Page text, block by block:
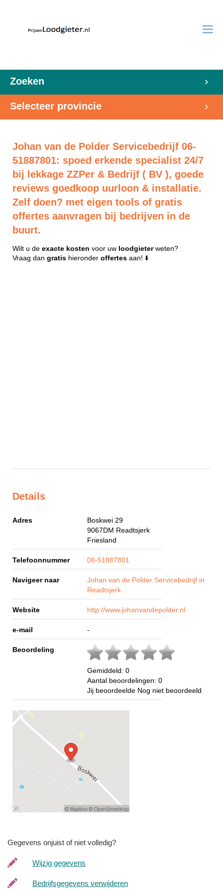
Zoeken
Selecteer provincie
Johan van de Polder Servicebedrijf 06-
51887801: spoed erkende specialist 24/7
bij lekkage ZZPer & Bedrijf ( BV ), goede
reviews goedkoop uurloon & installatie.
Zelf doen? met eigen tools of gratis
offertes aanvragen bij bedrijven in de
buurt.
Wilt u de exacte kosten voor uw loodgieterweten?
Vraag dan gratis hieronder offertes aan! ⬇️
Details
Adres
Boskwei 29
9067DM Readtsjerk
Friesland
Telefoonnummer 06-51887801
Navigeer naar
Johan van de Polder Servicebedrijf in
Readtsjerk
Website http://www.johanvandepolder.nl
e-mail -
Beoordeling
Gemiddeld: 0
Aantal beoordelingen: 0
Jij beoordeelde Nog niet beoordeeld
Gegevens onjuist of niet volledig?
Wijzig gegevens
Bedrijfsgegevens verwijderen